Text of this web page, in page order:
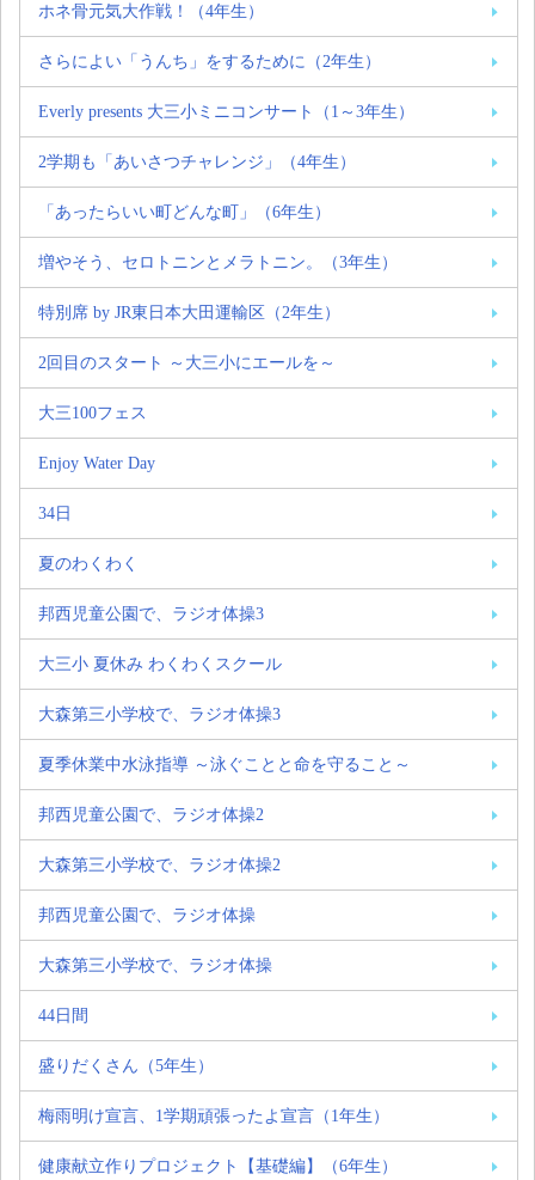
ホネ骨元気大作戦！（4年生）
さらによい「うんち」をするために（2年生）
Everly presents 大三小ミニコンサート（1～3年生）
2学期も「あいさつチャレンジ」（4年生）
「あったらいい町どんな町」（6年生）
増やそう、セロトニンとメラトニン。（3年生）
特別席 by JR東日本大田運輸区（2年生）
2回目のスタート ～大三小にエールを～
大三100フェス
Enjoy Water Day
34日
夏のわくわく
邦西児童公園で、ラジオ体操3
大三小 夏休み わくわくスクール
大森第三小学校で、ラジオ体操3
夏季休業中水泳指導 ～泳ぐことと命を守ること～
邦西児童公園で、ラジオ体操2
大森第三小学校で、ラジオ体操2
邦西児童公園で、ラジオ体操
大森第三小学校で、ラジオ体操
44日間
盛りだくさん（5年生）
梅雨明け宣言、1学期頑張ったよ宣言（1年生）
健康献立作りプロジェクト【基礎編】（6年生）